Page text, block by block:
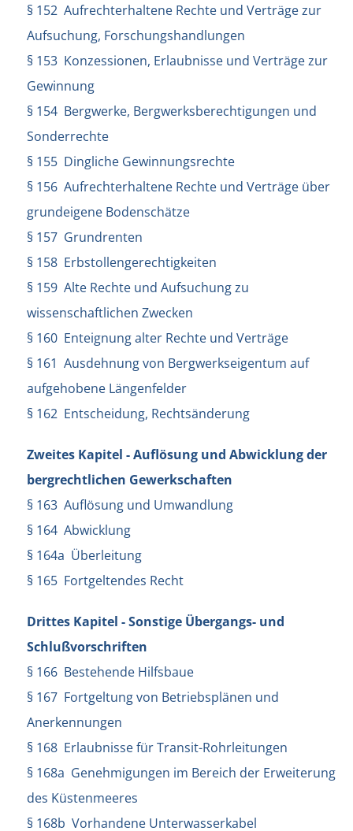
§ 152 Aufrechterhaltene Rechte und Verträge zur
Aufsuchung, Forschungshandlungen
§ 153 Konzessionen, Erlaubnisse und Verträge zur
Gewinnung
§ 154 Bergwerke, Bergwerksberechtigungen und
Sonderrechte
§ 155 Dingliche Gewinnungsrechte
§ 156 Aufrechterhaltene Rechte und Verträge über
grundeigene Bodenschätze
§ 157 Grundrenten
§ 158 Erbstollengerechtigkeiten
§ 159 Alte Rechte und Aufsuchung zu
wissenschaftlichen Zwecken
§ 160 Enteignung alter Rechte und Verträge
§ 161 Ausdehnung von Bergwerkseigentum auf
aufgehobene Längenfelder
§ 162 Entscheidung, Rechtsänderung
Zweites Kapitel - Auflösung und Abwicklung der
bergrechtlichen Gewerkschaften
§ 163 Auflösung und Umwandlung
§ 164 Abwicklung
§ 164a Überleitung
§ 165 Fortgeltendes Recht
Drittes Kapitel - Sonstige Übergangs- und
Schlußvorschriften
§ 166 Bestehende Hilfsbaue
§ 167 Fortgeltung von Betriebsplänen und
Anerkennungen
§ 168 Erlaubnisse für Transit-Rohrleitungen
§ 168a Genehmigungen im Bereich der Erweiterung
des Küstenmeeres
§ 168b Vorhandene Unterwasserkabel